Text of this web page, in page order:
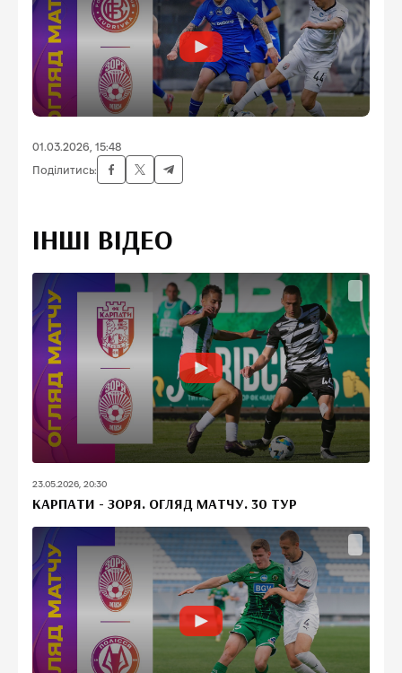
01.03.2026, 15:48
Поділитись:
ІНШІ ВІДЕО
23.05.2026, 20:30
КАРПАТИ - ЗОРЯ. ОГЛЯД МАТЧУ. 30 ТУР